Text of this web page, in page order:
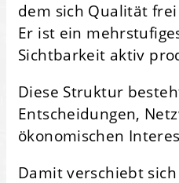
dem sich Qualität
Er ist ein
Sichtbarkeit aktiv
Diese Struktur
Entscheidungen,
ökonomischen
Damit verschiebt